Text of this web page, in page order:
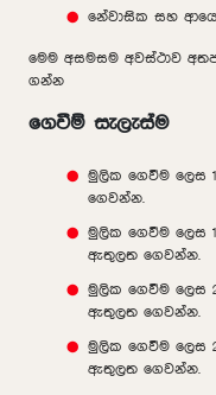
නේවාසික සහ
මෙම අසමසම අවස්ථාව
ගන්න
ගෙවීම් සැලැස්ම
මුලික ගෙවීම ලෙස
ගෙවන්න.
මුලික ගෙවීම ලෙස
ඇතුලත ගෙවන්න.
මුලික ගෙවීම ලෙස
ඇතුලත ගෙවන්න.
මුලික ගෙවීම ලෙස
ඇතුලත ගෙවන්න.